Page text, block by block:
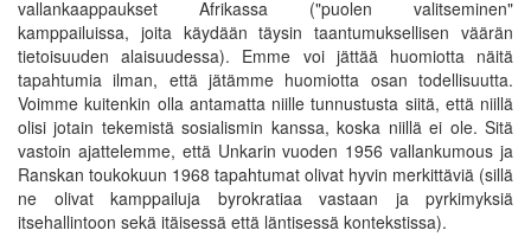
vallankaappaukset Afrikassa ("puolen valitseminen"
kamppailuissa, joita käydään täysin taantumuksellisen väärän
tietoisuuden alaisuudessa). Emme voi jättää huomiotta näitä
tapahtumia ilman, että jätämme huomiotta osan todellisuutta.
Voimme kuitenkin olla antamatta niille tunnustusta siitä, että niillä
olisi jotain tekemistä sosialismin kanssa, koska niillä ei ole. Sitä
vastoin ajattelemme, että Unkarin vuoden 1956 vallankumous ja
Ranskan toukokuun 1968 tapahtumat olivat hyvin merkittäviä (sillä
ne olivat kamppailuja byrokratiaa vastaan ja pyrkimyksiä
itsehallintoon sekä itäisessä että läntisessä kontekstissa).